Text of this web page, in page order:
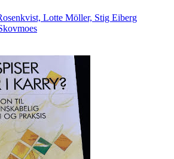
Lotte Möller, Stig Eiberg